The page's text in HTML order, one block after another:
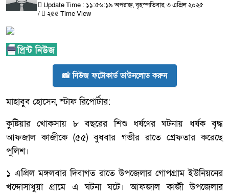
Update Time : ১১:৫৬:১৯ অপরাহ্ন, বৃহস্পতিবার, ৩ এপ্রিল ২০২৫
/
২৫৫ Time View
📸 নিউজ ফটোকার্ড ডাউনলোড করুন
মাহাবুব হোসেন, স্টাফ রিপোর্টার:
কুষ্টিয়ার খোকসায় ৮ বছরের শিশু ধর্ষণের ঘটনায় ধর্ষক বৃদ্ধ
আফজাল কাজীকে (৫৫) বুধবার গভীর রাতে গ্রেফতার করেছে
পুলিশ।
১ এপ্রিল মঙ্গলবার দিবাগত রাতে উপজেলার গোপগ্রাম ইউনিয়নের
খদ্দোসাধুয়া গ্রামে এ ঘটনা ঘটে। আফজাল কাজী উপজেলার